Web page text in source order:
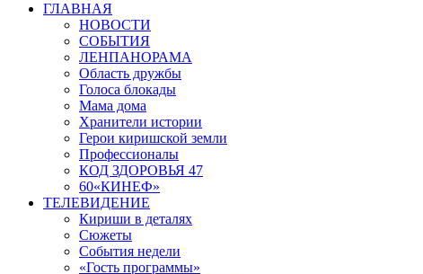
ГЛАВНАЯ
НОВОСТИ
СОБЫТИЯ
ЛЕНПАНОРАМА
Область дружбы
Голоса блокады
Мама дома
Хранители истории
Герои киришской земли
Профессионалы
КОД ЗДОРОВЬЯ 47
60«КИНЕФ»
ТЕЛЕВИДЕНИЕ
Кириши в деталях
Сюжеты
События недели
«Гость программы»